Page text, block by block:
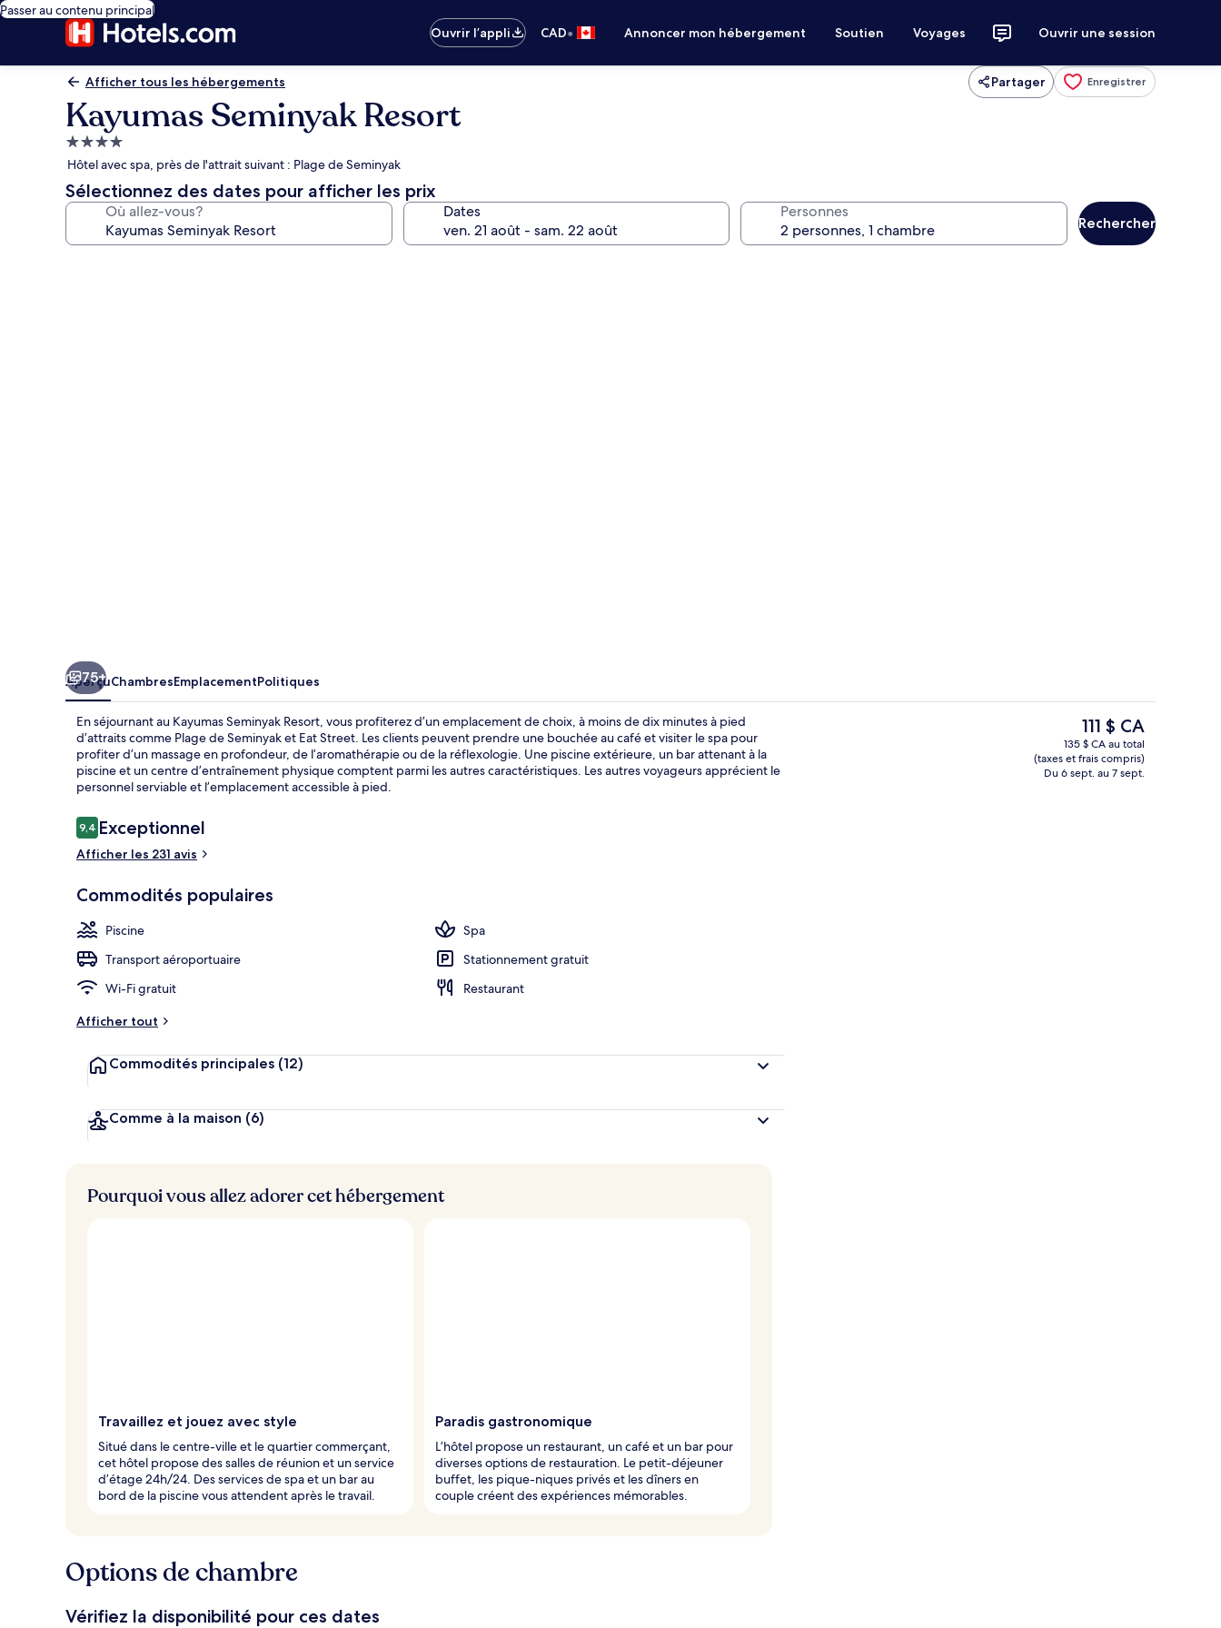
Passer au contenu principal
Ouvrir l’appli
CAD• Annoncer mon hébergement Soutien Voyages Ouvrir une session
Afficher tous les hébergements Partager Enregistrer
Kayumas Seminyak Resort
Hébergement
4.0 étoiles
Hôtel avec spa, près de l'attrait suivant : Plage de Seminyak
Sélectionnez des dates pour afficher les prix
Où allez-vous? Dates Personnes
Rechercher
Intérieur de l’entrée Extérieur
75+
AperçuChambresEmplacementPolitiques
En séjournant au Kayumas Seminyak Resort, vous profiterez d’un emplacement de choix, à moins de dix minutes à pied
d’attraits comme Plage de Seminyak et Eat Street. Les clients peuvent prendre une bouchée au café et visiter le spa pour
profiter d’un massage en profondeur, de l’aromathérapie ou de la réflexologie. Une piscine extérieure, un bar attenant à la
piscine et un centre d’entraînement physique comptent parmi les autres caractéristiques. Les autres voyageurs apprécient le
personnel serviable et l’emplacement accessible à pied.
Avis
9,49,4 sur 10 –
Exceptionnel
Afficher les 231 avis
Commodités populaires
Piscine
Spa
Transport aéroportuaire
Stationnement gratuit
Wi-Fi gratuit
Restaurant
Afficher tout
Commodités principales (12)
Comme à la maison (6)
Le
prix
actuel
est
111 $ CA
135 $ CA au total
(taxes et frais compris)
Du 6 sept. au 7 sept.
Pourquoi vous allez adorer cet hébergement
Travaillez et jouez avec style
Situé dans le centre-ville et le quartier commerçant,
cet hôtel propose des salles de réunion et un service
d’étage 24h/24. Des services de spa et un bar au
bord de la piscine vous attendent après le travail.
Paradis gastronomique
L’hôtel propose un restaurant, un café et un bar pour
diverses options de restauration. Le petit-déjeuner
buffet, les pique-niques privés et les dîners en
couple créent des expériences mémorables.
Options de chambre
Vérifiez la disponibilité pour ces dates